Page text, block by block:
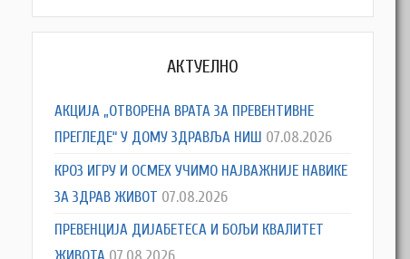
АКТУЕЛНО
АКЦИЈА „ОТВОРЕНА ВРАТА ЗА ПРЕВЕНТИВНЕ
ПРЕГЛЕДЕ“ У ДОМУ ЗДРАВЉА НИШ 07.08.2026
КРОЗ ИГРУ И ОСМЕХ УЧИМО НАЈВАЖНИЈЕ НАВИКЕ
ЗА ЗДРАВ ЖИВОТ 07.08.2026
ПРЕВЕНЦИЈА ДИЈАБЕТЕСА И БОЉИ КВАЛИТЕТ